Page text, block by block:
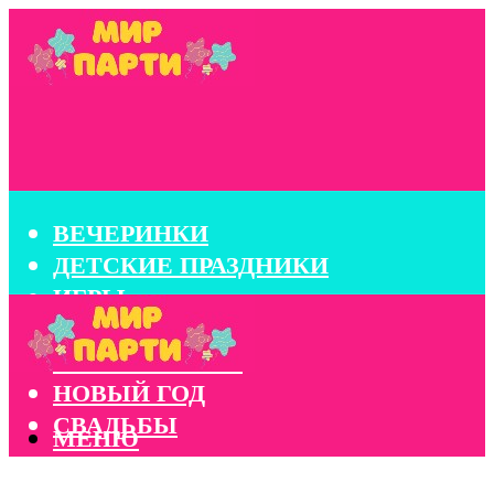
ВЕЧЕРИНКИ
ДЕТСКИЕ ПРАЗДНИКИ
ИГРЫ
КОНКУРСЫ
КОРПОРАТИВЫ
НОВЫЙ ГОД
СВАДЬБЫ
МЕНЮ